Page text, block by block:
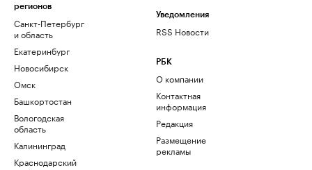
регионов
Санкт-Петербург
и область
Екатеринбург
Новосибирск
Омск
Башкортостан
Вологодская
область
Калининград
Краснодарский
Уведомления
RSS Новости
РБК
О компании
Контактная
информация
Редакция
Размещение
рекламы